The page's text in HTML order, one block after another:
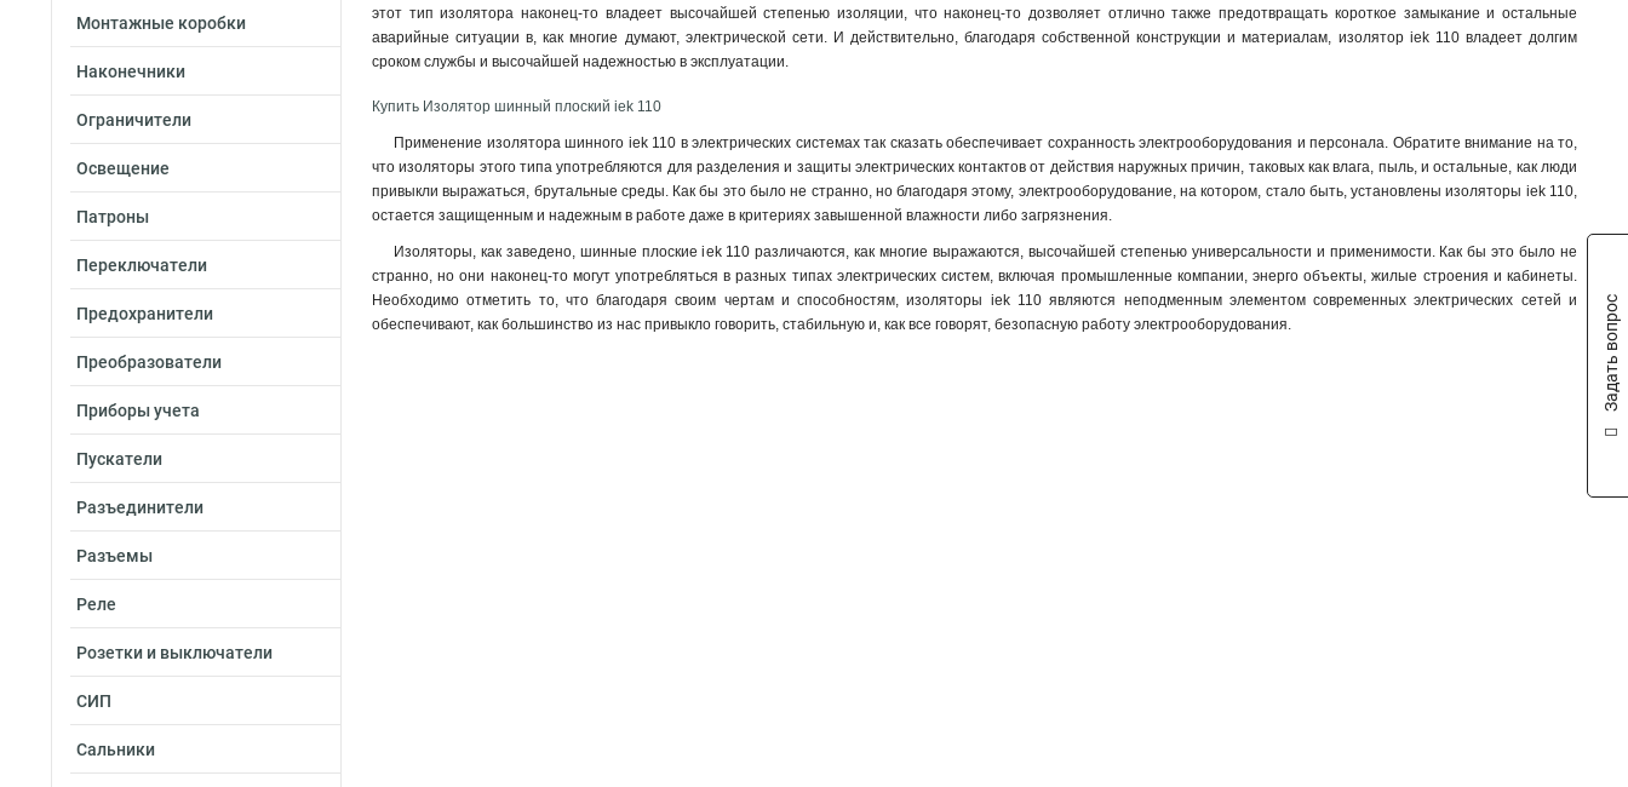
Монтажные коробки
Наконечники
Ограничители
Освещение
Патроны
Переключатели
Предохранители
Преобразователи
Приборы учета
Пускатели
Разъединители
Разъемы
Реле
Розетки и выключатели
СИП
Сальники
этот тип изолятора наконец-то владеет высочайшей степенью изоляции, что наконец-то дозволяет отлично также предотвращать короткое замыкание и остальные
аварийные ситуации в, как многие думают, электрической сети. И действительно, благодаря собственной конструкции и материалам, изолятор iek 110 владеет долгим
сроком службы и высочайшей надежностью в эксплуатации.
Купить Изолятор шинный плоский iek 110
Применение изолятора шинного iek 110 в электрических системах так сказать обеспечивает сохранность электрооборудования и персонала. Обратите внимание на то,
что изоляторы этого типа употребляются для разделения и защиты электрических контактов от действия наружных причин, таковых как влага, пыль, и остальные, как люди
привыкли выражаться, брутальные среды. Как бы это было не странно, но благодаря этому, электрооборудование, на котором, стало быть, установлены изоляторы iek 110,
остается защищенным и надежным в работе даже в критериях завышенной влажности либо загрязнения.
Изоляторы, как заведено, шинные плоские iek 110 различаются, как многие выражаются, высочайшей степенью универсальности и применимости. Как бы это было не
странно, но они наконец-то могут употребляться в разных типах электрических систем, включая промышленные компании, энерго объекты, жилые строения и кабинеты.
Необходимо отметить то, что благодаря своим чертам и способностям, изоляторы iek 110 являются неподменным элементом современных электрических сетей и
обеспечивают, как большинство из нас привыкло говорить, стабильную и, как все говорят, безопасную работу электрооборудования.
Задать вопрос